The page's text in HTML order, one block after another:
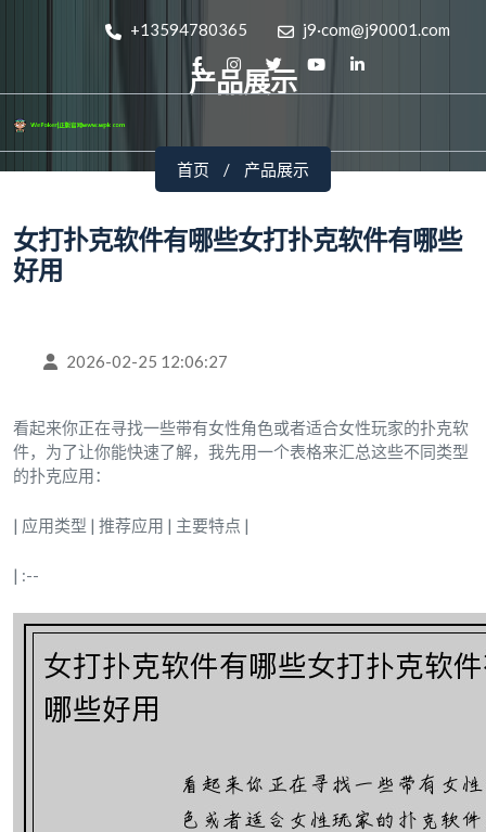
+13594780365 j9·com@j90001.com
产品展示
首页 产品展示
女打扑克软件有哪些女打扑克软件有哪些
好用
2026-02-25 12:06:27
看起来你正在寻找一些带有女性角色或者适合女性玩家的扑克软
件，为了让你能快速了解，我先用一个表格来汇总这些不同类型
的扑克应用：
| 应用类型 | 推荐应用 | 主要特点 |
| :--